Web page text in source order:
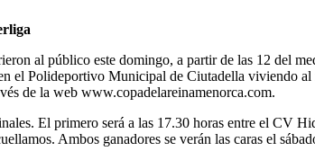
al público este domingo, a partir de las 12 del
el Polideportivo Municipal de Ciutadella viviendo
de la web www.copadelareinamenorca.com.
El primero será a las 17.30 horas entre el CV
Ambos ganadores se verán las caras el